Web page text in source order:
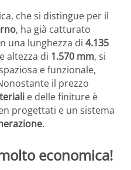
che si distingue per il
, ha già catturato
una lunghezza di 4.135
e altezza di 1.570 mm, si
e funzionale,
il prezzo
e delle finiture è
progettati e un sistema
.
economica!